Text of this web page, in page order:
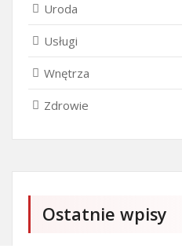
Uroda
Usługi
Wnętrza
Zdrowie
Ostatnie wpisy